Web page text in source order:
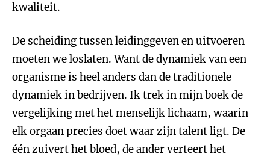
kwaliteit.
De scheiding tussen leidinggeven en uitvoeren
moeten we loslaten. Want de dynamiek van een
organisme is heel anders dan de traditionele
dynamiek in bedrijven. Ik trek in mijn boek de
vergelijking met het menselijk lichaam, waarin
elk orgaan precies doet waar zijn talent ligt. De
één zuivert het bloed, de ander verteert het